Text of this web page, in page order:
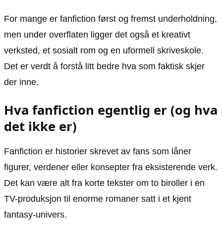
For mange er fanfiction først og fremst underholdning,
men under overflaten ligger det også et kreativt
verksted, et sosialt rom og en uformell skriveskole.
Det er verdt å forstå litt bedre hva som faktisk skjer
der inne.
Hva fanfiction egentlig er (og hva
det ikke er)
Fanfiction er historier skrevet av fans som låner
figurer, verdener eller konsepter fra eksisterende verk.
Det kan være alt fra korte tekster om to biroller i en
TV-produksjon til enorme romaner satt i et kjent
fantasy-univers.